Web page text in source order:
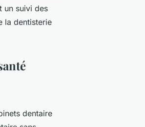
un suivi des
la dentisterie
dentaire